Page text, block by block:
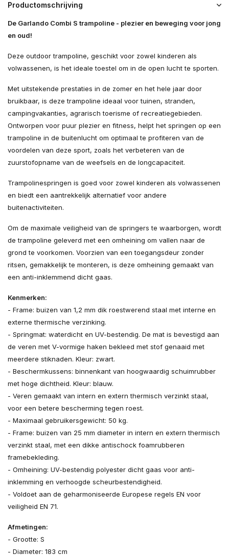
Productomschrijving
De Garlando Combi S trampoline - plezier en beweging voor jong
en oud!
Deze outdoor trampoline, geschikt voor zowel kinderen als
volwassenen, is het ideale toestel om in de open lucht te sporten.
Met uitstekende prestaties in de zomer en het hele jaar door
bruikbaar, is deze trampoline ideaal voor tuinen, stranden,
campingvakanties, agrarisch toerisme of recreatiegebieden.
Ontworpen voor puur plezier en fitness, helpt het springen op een
trampoline in de buitenlucht om optimaal te profiteren van de
voordelen van deze sport, zoals het verbeteren van de
zuurstofopname van de weefsels en de longcapaciteit.
Trampolinespringen is goed voor zowel kinderen als volwassenen
en biedt een aantrekkelijk alternatief voor andere
buitenactiviteiten.
Om de maximale veiligheid van de springers te waarborgen, wordt
de trampoline geleverd met een omheining om vallen naar de
grond te voorkomen. Voorzien van een toegangsdeur zonder
ritsen, gemakkelijk te monteren, is deze omheining gemaakt van
een anti-inklemmend dicht gaas.
Kenmerken:
- Frame: buizen van 1,2 mm dik roestwerend staal met interne en
externe thermische verzinking.
- Springmat: waterdicht en UV-bestendig. De mat is bevestigd aan
de veren met V-vormige haken bekleed met stof genaaid met
meerdere stiknaden. Kleur: zwart.
- Beschermkussens: binnenkant van hoogwaardig schuimrubber
met hoge dichtheid. Kleur: blauw.
- Veren gemaakt van intern en extern thermisch verzinkt staal,
voor een betere bescherming tegen roest.
- Maximaal gebruikersgewicht: 50 kg.
- Frame: buizen van 25 mm diameter in intern en extern thermisch
verzinkt staal, met een dikke antischock foamrubberen
framebekleding.
- Omheining: UV-bestendig polyester dicht gaas voor anti-
inklemming en verhoogde scheurbestendigheid.
- Voldoet aan de geharmoniseerde Europese regels EN voor
veiligheid EN 71.
Afmetingen:
- Grootte: S
- Diameter: 183 cm